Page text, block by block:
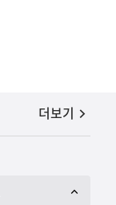
공지사항
더보기